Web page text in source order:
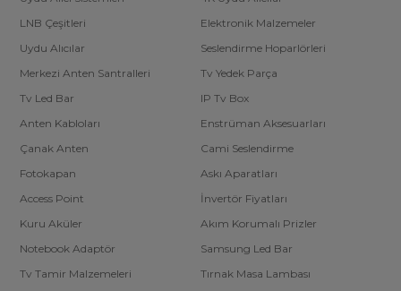
LNB Çeşitleri
Elektronik Malzemeler
Uydu Alıcılar
Seslendirme Hoparlörleri
Merkezi Anten Santralleri
Tv Yedek Parça
Tv Led Bar
IP Tv Box
Anten Kabloları
Enstrüman Aksesuarları
Çanak Anten
Cami Seslendirme
Fotokapan
Askı Aparatları
Access Point
İnvertör Fiyatları
Kuru Aküler
Akım Korumalı Prizler
Notebook Adaptör
Samsung Led Bar
Tv Tamir Malzemeleri
Tırnak Masa Lambası